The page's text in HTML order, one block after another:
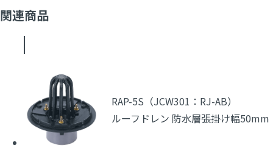
関連商品
RAP-5S（JCW301：RJ-AB）
ルーフドレン 防水層張掛け幅50mm